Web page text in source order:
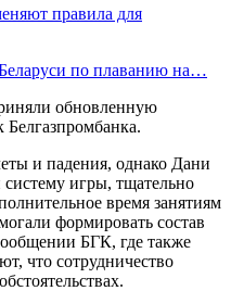
правила для
по плаванию на…
обновленную
и падения, однако Дани
игры, тщательно
время занятиям
формировать состав
БГК, где также
что сотрудничество